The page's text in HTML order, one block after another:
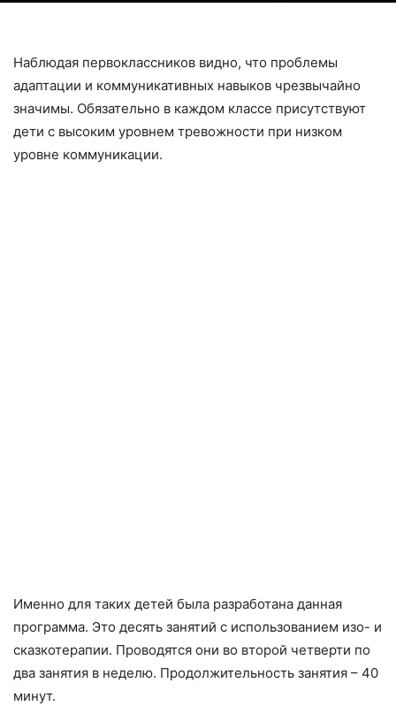
Наблюдая первоклассников видно, что проблемы
адаптации и коммуникативных навыков чрезвычайно
значимы. Обязательно в каждом классе присутствуют
дети с высоким уровнем тревожности при низком
уровне коммуникации.
Именно для таких детей была разработана данная
программа. Это десять занятий с использованием изо- и
сказкотерапии. Проводятся они во второй четверти по
два занятия в неделю. Продолжительность занятия – 40
минут.